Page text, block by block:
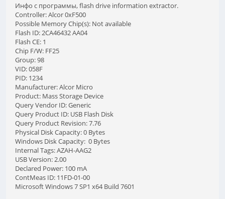
Инфо с программы, flash drive information extractor.
Controller: Alcor 0xF500
Possible Memory Chip(s): Not available
Flash ID: 2CA46432 AA04
Flash CE: 1
Chip F/W: FF25
Group: 98
VID: 058F
PID: 1234
Manufacturer: Alcor Micro
Product: Mass Storage Device
Query Vendor ID: Generic
Query Product ID: USB Flash Disk
Query Product Revision: 7.76
Physical Disk Capacity: 0 Bytes
Windows Disk Capacity: 0 Bytes
Internal Tags: AZAH-AAG2
USB Version: 2.00
Declared Power: 100 mA
ContMeas ID: 11FD-01-00
Microsoft Windows 7 SP1 x64 Build 7601